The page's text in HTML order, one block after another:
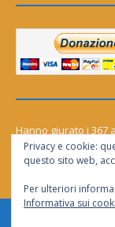
Hanno giurato i 367
Cinema (gratis)
Privacy e cookie:
questo sito web,
Per ulteriori
Informativa sui